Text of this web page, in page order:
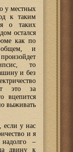
у местных
к таким
о таких
остался
как по
общем, и
то
и без
это за
вцепится
выживать
если у нас
и я
–
двину к